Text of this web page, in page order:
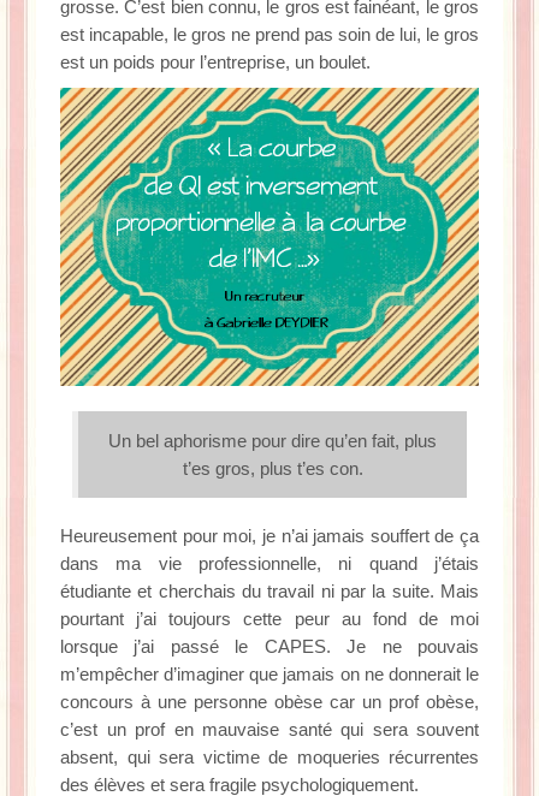
grosse. C’est bien connu, le gros est fainéant, le gros
est incapable, le gros ne prend pas soin de lui, le gros
est un poids pour l’entreprise, un boulet.
Un bel aphorisme pour dire qu’en fait, plus
t’es gros, plus t’es con.
Heureusement pour moi, je n’ai jamais souffert de ça
dans ma vie professionnelle, ni quand j’étais
étudiante et cherchais du travail ni par la suite. Mais
pourtant j’ai toujours cette peur au fond de moi
lorsque j’ai passé le CAPES. Je ne pouvais
m’empêcher d’imaginer que jamais on ne donnerait le
concours à une personne obèse car un prof obèse,
c’est un prof en mauvaise santé qui sera souvent
absent, qui sera victime de moqueries récurrentes
des élèves et sera fragile psychologiquement.